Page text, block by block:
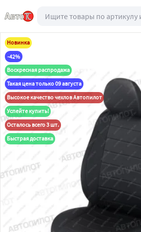
Новинка
-42%
Воскресная распродажа
Такая цена только 09 августа
Высокое качество чехлов Автопилот
Успейте купить!
Осталось всего 3 шт.
Быстрая доставка